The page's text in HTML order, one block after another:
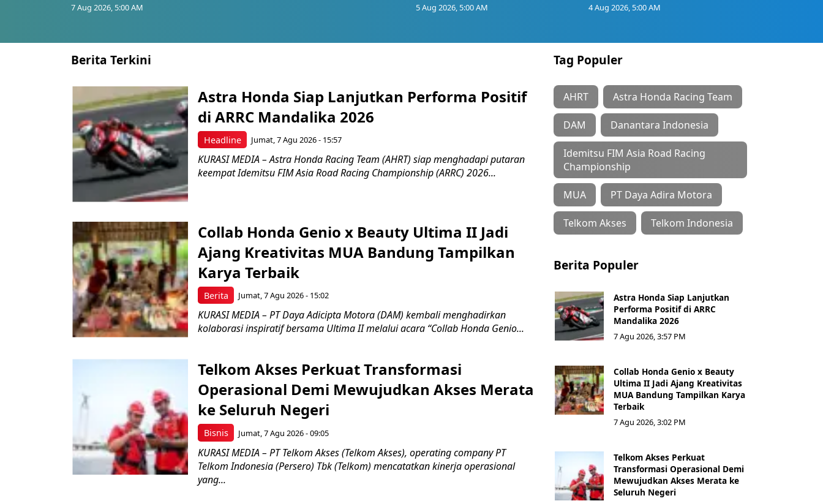
7 Aug 2026, 5:00 AM 5 Aug 2026, 5:00 AM 4 Aug 2026, 5:00 AM
Berita Terkini
Headline
Astra Honda Siap Lanjutkan Performa Positif
di ARRC Mandalika 2026
Jumat, 7 Agu 2026 - 15:57
KURASI MEDIA – Astra Honda Racing Team (AHRT) siap menghadapi putaran
keempat Idemitsu FIM Asia Road Racing Championship (ARRC) 2026...
Berita
Collab Honda Genio x Beauty Ultima II Jadi
Ajang Kreativitas MUA Bandung Tampilkan
Karya Terbaik
Jumat, 7 Agu 2026 - 15:02
KURASI MEDIA – PT Daya Adicipta Motora (DAM) kembali menghadirkan
kolaborasi inspiratif bersama Ultima II melalui acara “Collab Honda Genio...
Bisnis
Telkom Akses Perkuat Transformasi
Operasional Demi Mewujudkan Akses Merata
ke Seluruh Negeri
Jumat, 7 Agu 2026 - 09:05
KURASI MEDIA – PT Telkom Akses (Telkom Akses), operating company PT
Telkom Indonesia (Persero) Tbk (Telkom) mencatatkan kinerja operasional
yang...
Tag Populer
AHRT Astra Honda Racing Team
DAM Danantara Indonesia
Idemitsu FIM Asia Road Racing
Championship
MUA PT Daya Adira Motora
Telkom Akses Telkom Indonesia
Berita Populer
Astra Honda Siap Lanjutkan
Performa Positif di ARRC
Mandalika 2026
7 Agu 2026, 3:57 PM
Collab Honda Genio x Beauty
Ultima II Jadi Ajang Kreativitas
MUA Bandung Tampilkan Karya
Terbaik
7 Agu 2026, 3:02 PM
Telkom Akses Perkuat
Transformasi Operasional Demi
Mewujudkan Akses Merata ke
Seluruh Negeri